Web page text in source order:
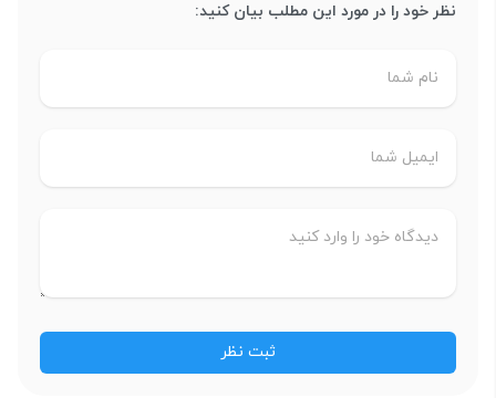
نظر خود را در مورد این مطلب بیان کنید: